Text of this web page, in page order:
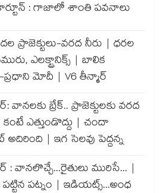
: గాజాలో శాంతి పవనాలు
ప్రాజెక్టులు-వరద నీరు | ధరల
ఎలక్ట్రానిక్స్ | బాలిక
ప్రధాని మోదీ | V6 తీన్మార్
వానలకు బ్రేక్.. ప్రాజెక్టులకు వరద
కంటే ఎత్తుండొద్దు | చందా
అదిరింది | ఇగ సెలవు పెద్దన్న
: వానలొచ్చే...రైతులు మురిసే... |
పట్టిన పట్నం | ఇడియట్స్...అంధ